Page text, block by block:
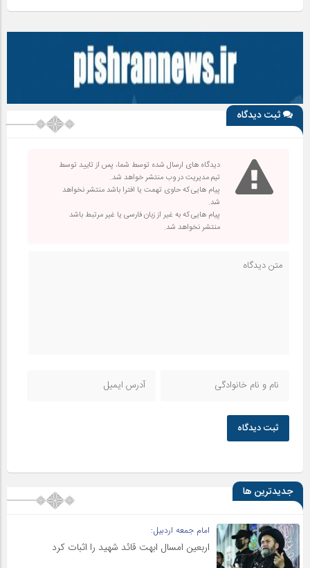
ثبت دیدگاه
دیدگاه های ارسال شده توسط شما، پس از تایید توسط
تیم مدیریت در وب منتشر خواهد شد.
پیام هایی که حاوی تهمت یا افترا باشد منتشر نخواهد
شد.
پیام هایی که به غیر از زبان فارسی یا غیر مرتبط باشد
منتشر نخواهد شد.
ثبت دیدگاه
جدیدترین ها
امام جمعه اردبیل:
اربعین امسال ابهت قائد شهید را اثبات کرد